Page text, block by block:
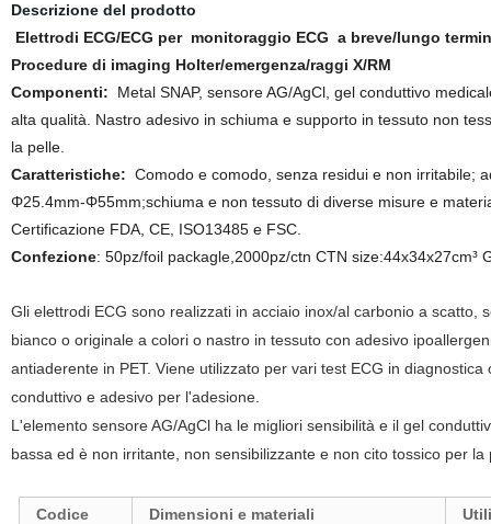
Descrizione del prodotto
Elettrodi ECG/ECG per monitoraggio ECG a breve/lungo
Procedure di imaging Holter/emergenza/raggi X/RM
Componenti:
Metal SNAP, sensore AG/AgCl, gel conduttivo
alta qualità. Nastro adesivo in schiuma e supporto in tessuto non
la pelle.
Caratteristiche: Comodo e comodo, senza residui e non irritabile;
Φ25.4mm-Φ55mm;schiuma e non tessuto di diverse misure e
Certificazione FDA, CE, ISO13485 e FSC.
Confezione: 50pz/foil packagle,2000pz/ctn CTN size:44x34x27cm³
Gli elettrodi ECG sono realizzati in acciaio inox/al carbonio a
bianco o originale a colori o nastro in tessuto con adesivo
antiaderente in PET. Viene utilizzato per vari test ECG in
conduttivo e adesivo per l'adesione.
L'elemento sensore AG/AgCl ha le migliori sensibilità e il gel
bassa ed è non irritante, non sensibilizzante e non cito tossico per la
Codice Dimensioni e materiali